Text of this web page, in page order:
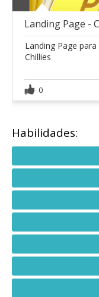
Landing Page -
Landing Page
Chillies
0
Habilidades: